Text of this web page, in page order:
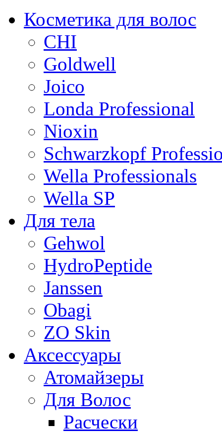
Косметика для волос
CHI
Goldwell
Joico
Londa Professional
Nioxin
Schwarzkopf
Wella Professionals
Wella SP
Для тела
Gehwol
HydroPeptide
Janssen
Obagi
ZO Skin
Aксессуары
Атомайзеры
Для Волос
Расчески